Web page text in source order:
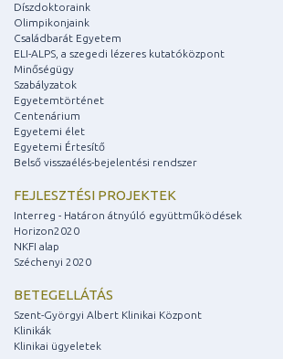
Díszdoktoraink
Olimpikonjaink
Családbarát Egyetem
ELI-ALPS, a szegedi lézeres kutatóközpont
Minőségügy
Szabályzatok
Egyetemtörténet
Centenárium
Egyetemi élet
Egyetemi Értesítő
Belső visszaélés-bejelentési rendszer
FEJLESZTÉSI PROJEKTEK
Interreg - Határon átnyúló együttműködések
Horizon2020
NKFI alap
Széchenyi 2020
BETEGELLÁTÁS
Szent-Györgyi Albert Klinikai Központ
Klinikák
Klinikai ügyeletek